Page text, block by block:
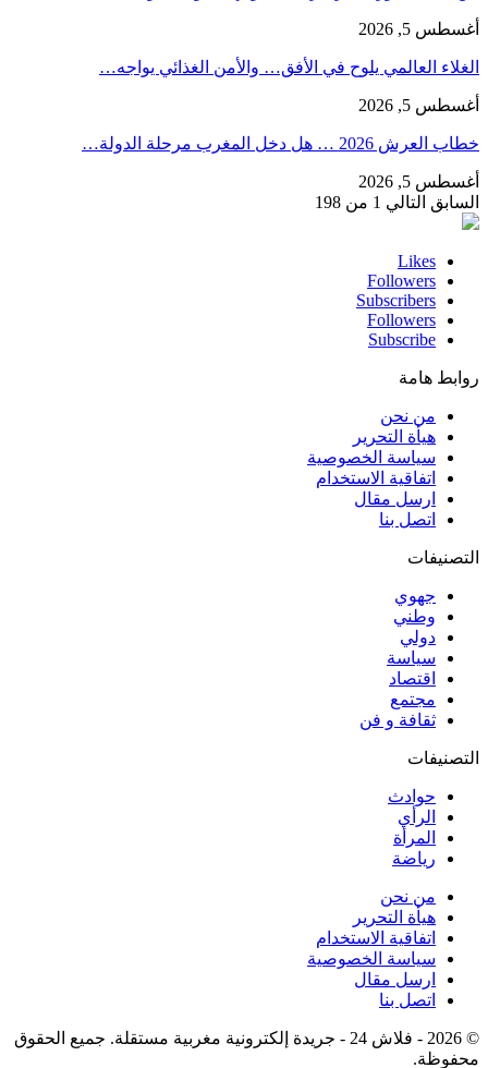
أغسطس 5, 2026
الغلاء العالمي يلوح في الأفق… والأمن الغذائي يواجه…
أغسطس 5, 2026
خطاب العرش 2026 … هل دخل المغرب مرحلة الدولة…
أغسطس 5, 2026
السابق التالي 1 من 198
Likes
Followers
Subscribers
Followers
Subscribe
روابط هامة
من نحن
هيأة التحرير
سياسة الخصوصية
اتفاقية الاستخدام
ارسل مقال
اتصل بنا
التصنيفات
جهوي
وطني
دولي
سياسة
اقتصاد
مجتمع
ثقافة و فن
التصنيفات
حوادث
الرأي
المرأة
رياضة
من نحن
هيأة التحرير
اتفاقية الاستخدام
سياسة الخصوصية
ارسل مقال
اتصل بنا
© 2026 - فلاش 24 - جريدة إلكترونية مغربية مستقلة. جميع الحقوق
محفوظة.